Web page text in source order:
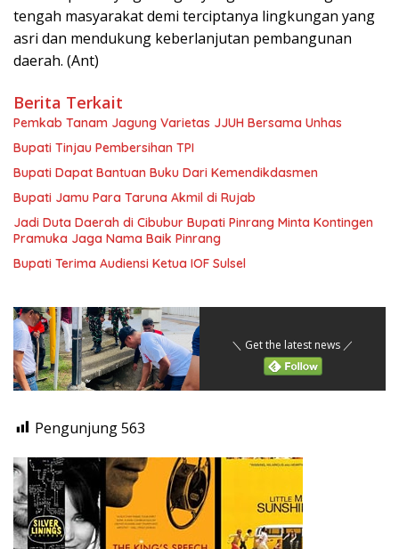
tengah masyarakat demi terciptanya lingkungan yang
asri dan mendukung keberlanjutan pembangunan
daerah. (Ant)
Berita Terkait
Pemkab Tanam Jagung Varietas JJUH Bersama Unhas
Bupati Tinjau Pembersihan TPI
Bupati Dapat Bantuan Buku Dari Kemendikdasmen
Bupati Jamu Para Taruna Akmil di Rujab
Jadi Duta Daerah di Cibubur Bupati Pinrang Minta Kontingen
Pramuka Jaga Nama Baik Pinrang
Bupati Terima Audiensi Ketua IOF Sulsel
＼ Get the latest news ／
Pengunjung563